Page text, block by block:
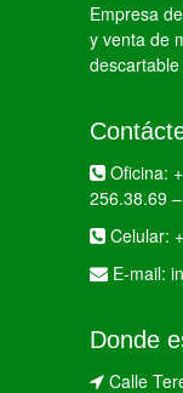
Empresa
y venta de
Oficina:
256.38.69 –
Celular:
E-mail:
Donde
Calle